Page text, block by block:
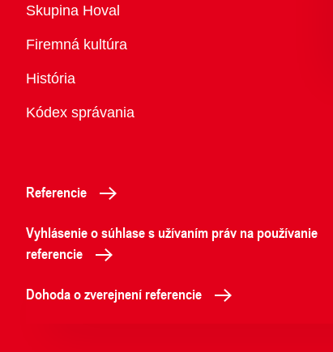
Prehľad
Skupina Hoval
Firemná kultúra
História
Kódex správania
Referencie
Vyhlásenie o súhlase s užívaním práv na používanie
referencie
Dohoda o zverejnení referencie